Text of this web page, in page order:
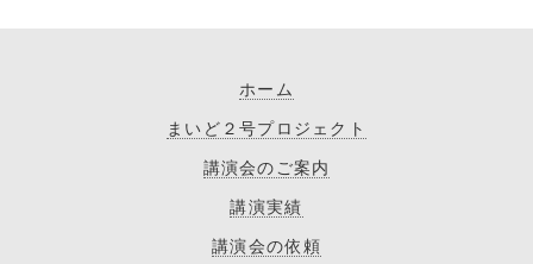
ホーム
まいど２号プロジェクト
講演会のご案内
講演実績
講演会の依頼